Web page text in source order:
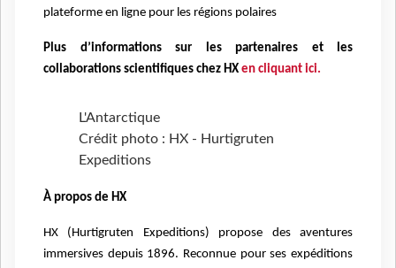
plateforme en ligne pour les régions polaires
Plus d’informations sur les partenaires et les
collaborations scientifiques chez HX en cliquant ici.
L'Antarctique
Crédit photo : HX - Hurtigruten
Expeditions
À propos de HX
HX (Hurtigruten Expeditions) propose des aventures
immersives depuis 1896. Reconnue pour ses expéditions